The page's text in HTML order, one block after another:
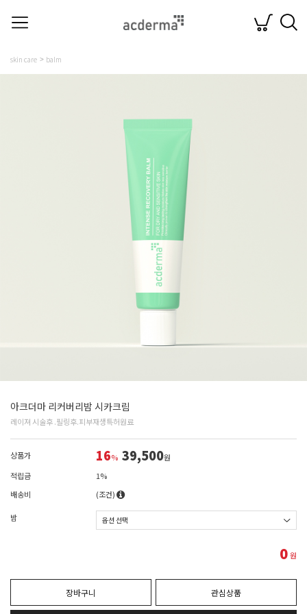
skin care balm
아크더마 리커버리밤 시카크림
레이져 시술후 .필링후.피부재생특허원료
상품가 16% 39,500원
적립금
1%
배송비
(조건)
밤
0원
장바구니 관심상품